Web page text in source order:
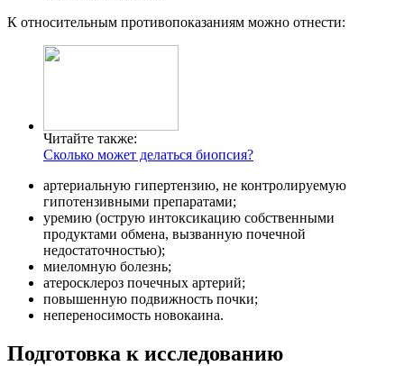
К относительным противопоказаниям можно отнести:
Читайте также:
Сколько может делаться биопсия?
артериальную гипертензию, не контролируемую
гипотензивными препаратами;
уремию (острую интоксикацию собственными
продуктами обмена, вызванную почечной
недостаточностью);
миеломную болезнь;
атеросклероз почечных артерий;
повышенную подвижность почки;
непереносимость новокаина.
Подготовка к исследованию